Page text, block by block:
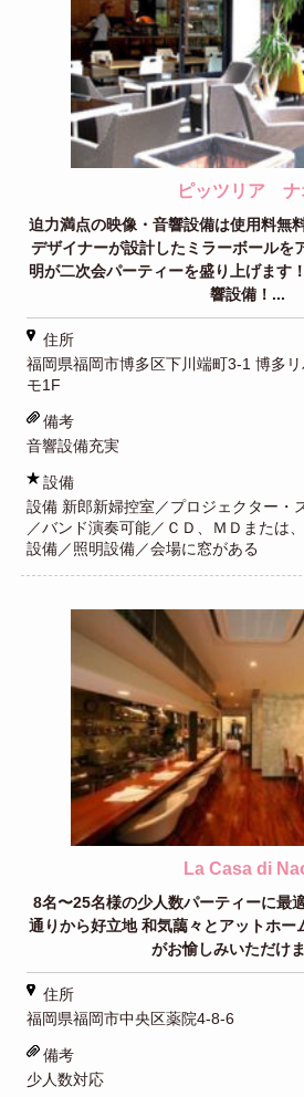
ピッツリア ナ
迫力満点の映像・音響設備は使用料無
デザイナーが設計したミラーボールを
明が二次会パーティーを盛り上げます
響設備！...
住所
福岡県福岡市博多区下川端町3-1 博多
モ1F
備考
音響設備充実
設備
設備 新郎新婦控室／プロジェクター・
／バンド演奏可能／ＣＤ、ＭＤまたは
設備／照明設備／会場に窓がある
La Casa di
8名〜25名様の少人数パーティーに最
通りから好立地 和気藹々とアットホー
がお愉しみいただけ
住所
福岡県福岡市中央区薬院4-8-6
備考
少人数対応